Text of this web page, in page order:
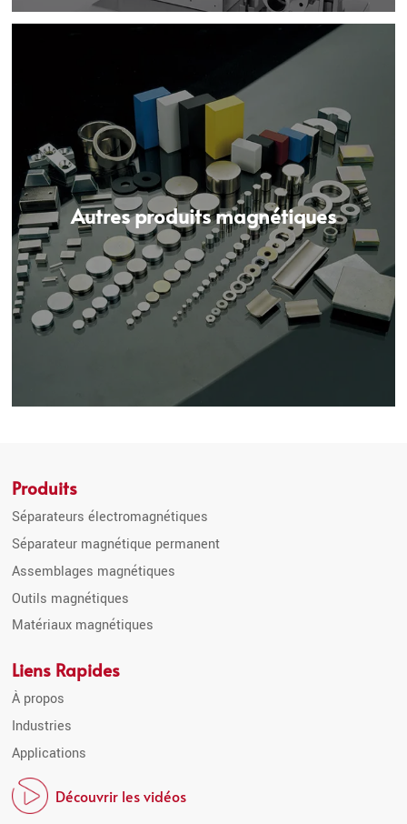
Autres produits magnétiques
Produits
Séparateurs électromagnétiques
Séparateur magnétique permanent
Assemblages magnétiques
Outils magnétiques
Matériaux magnétiques
Liens Rapides
À propos
Industries
Applications
Découvrir les vidéos